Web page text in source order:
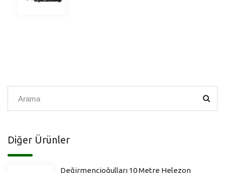
Diğer Ürünler
Değirmencioğulları 10 Metre Helezon